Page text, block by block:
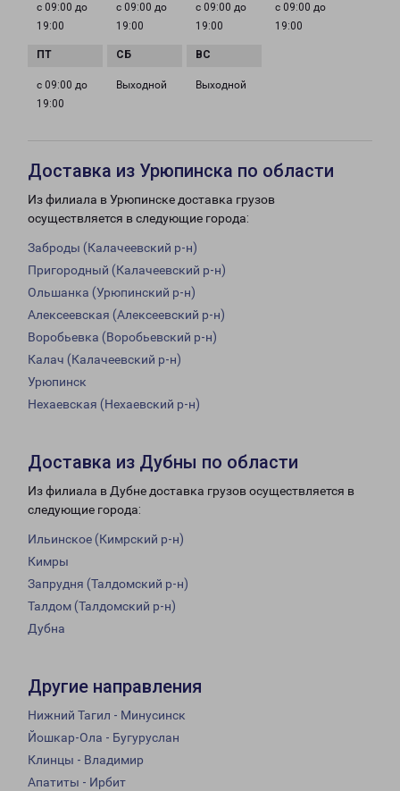
с 09:00 до
19:00
с 09:00 до
19:00
с 09:00 до
19:00
с 09:00 до
19:00
с 09:00 до
19:00
Выходной Выходной
Доставка из Урюпинска по области
Из филиала в Урюпинске доставка грузов
осуществляется в следующие города:
Заброды (Калачеевский р-н)
Пригородный (Калачеевский р-н)
Ольшанка (Урюпинский р-н)
Алексеевская (Алексеевский р-н)
Воробьевка (Воробьевский р-н)
Калач (Калачеевский р-н)
Урюпинск
Нехаевская (Нехаевский р-н)
Доставка из Дубны по области
Из филиала в Дубне доставка грузов осуществляется в
следующие города:
Ильинское (Кимрский р-н)
Кимры
Запрудня (Талдомский р-н)
Талдом (Талдомский р-н)
Дубна
Другие направления
Нижний Тагил - Минусинск
Йошкар-Ола - Бугуруслан
Клинцы - Владимир
Апатиты - Ирбит